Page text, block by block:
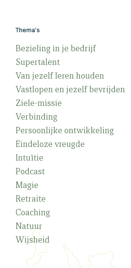
Thema's
Bezieling in je bedrijf
Supertalent
Van jezelf leren houden
Vastlopen en jezelf bevrijden
Ziele-missie
Verbinding
Persoonlijke ontwikkeling
Eindeloze vreugde
Intuïtie
Podcast
Magie
Retraite
Coaching
Natuur
Wijsheid